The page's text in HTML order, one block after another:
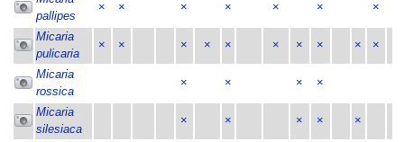
pallipes
× × × × × × ×
Micaria
pulicaria
× × × × × × × × × ×
Micaria
rossica
× × × ×
Micaria
silesiaca
× × × × ×